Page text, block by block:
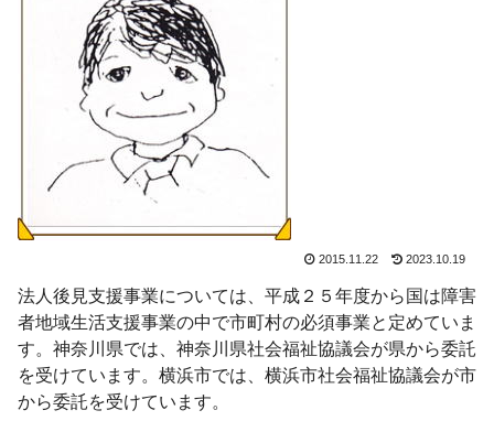
2015.11.22 2023.10.19
法人後見支援事業については、平成２５年度から国は障害
者地域生活支援事業の中で市町村の必須事業と定めていま
す。神奈川県では、神奈川県社会福祉協議会が県から委託
を受けています。横浜市では、横浜市社会福祉協議会が市
から委託を受けています。